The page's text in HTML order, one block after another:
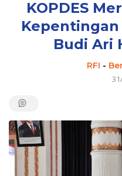
KOPDES
Budi Ari
RFI -